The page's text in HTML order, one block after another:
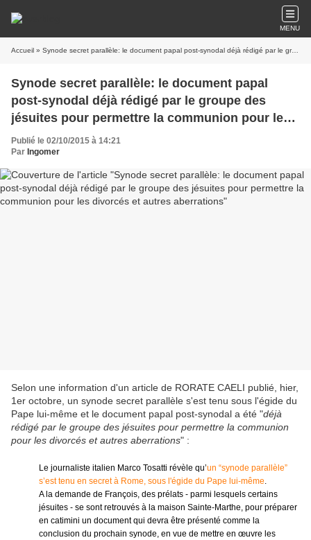
MENU
Accueil » Synode secret parallèle: le document papal post-synodal déjà rédigé par le groupe des jésuites pour permettre la communion pour les divorcés et autres aberrations
Synode secret parallèle: le document papal
post-synodal déjà rédigé par le groupe des
jésuites pour permettre la communion pour les
divorcés et autres aberrations
Publié le 02/10/2015 à 14:21
Par Ingomer
Selon une information d'un article de RORATE CAELI publié, hier,
1er octobre, un synode secret parallèle s'est tenu sous l'égide du
Pape lui-même et le document papal post-synodal a été "déjà
rédigé par le groupe des jésuites pour permettre la communion
pour les divorcés et autres aberrations" :
Le journaliste italien Marco Tosatti révèle qu’un “synode parallèle”
s’est tenu en secret à Rome, sous l'égide du Pape lui-même.
A la demande de François, des prélats - parmi lesquels certains
jésuites - se sont retrouvés à la maison Sainte-Marthe, pour préparer
en catimini un document qui devra être présenté comme la
conclusion du prochain synode, en vue de mettre en œuvre les